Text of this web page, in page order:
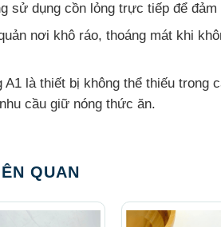
sử dụng cồn lỏng trực tiếp để
nơi khô ráo, thoáng mát khi
A1 là thiết bị không thể thiếu
cầu giữ nóng thức ăn.
QUAN